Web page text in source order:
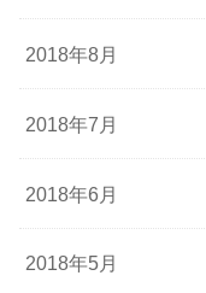
2018年8月
2018年7月
2018年6月
2018年5月